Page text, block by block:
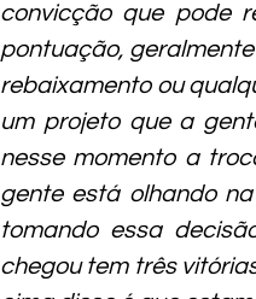
convicção que pode
pontuação,
rebaixamento ou
um projeto que a
nesse momento a
gente está olhando
tomando essa
chegou tem três